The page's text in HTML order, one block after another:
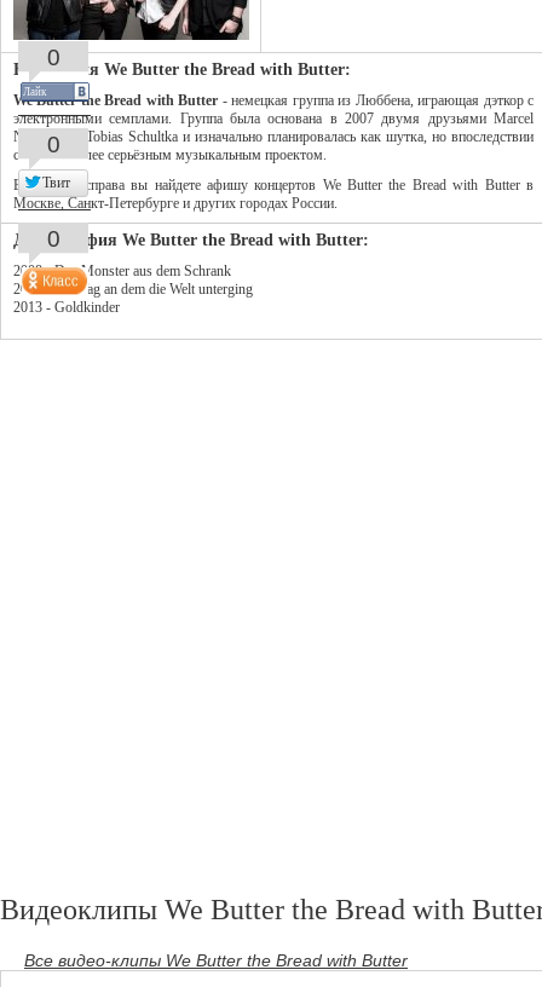
Биография We Butter the Bread with Butter:
We Butter the Bread with Butter - немецкая группа из Люббена, играющая дэткор с
электронными семплами. Группа была основана в 2007 двумя друзьями Marcel
Neumann и Tobias Schultka и изначально планировалась как шутка, но впоследствии
ставшим более серьёзным музыкальным проектом.
В колонке справа вы найдете афишу концертов We Butter the Bread with Butter в
Москве, Санкт-Петербурге и других городах России.
Дискография We Butter the Bread with Butter:
2008 - Das Monster aus dem Schrank
2010 - Der Tag an dem die Welt unterging
2013 - Goldkinder
Видеоклипы We Butter the Bread with
Все видео-клипы We Butter the Bread with Butter
0
Лайк
0
Твит
0